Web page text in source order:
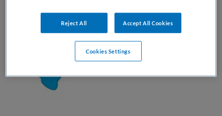
Reject All Accept All Cookies
Cookies Settings